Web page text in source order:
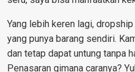
Yang lebih keren lagi,
yang punya barang sendiri.
dan tetap dapat untung tanpa
Penasaran gimana caranya?